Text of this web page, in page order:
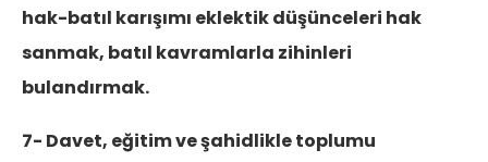
hak-batıl karışımı eklektik düşünceleri hak
sanmak, batıl kavramlarla zihinleri
bulandırmak.
7- Davet, eğitim ve şahidlikle toplumu